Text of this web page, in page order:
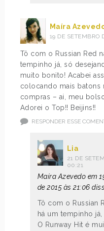
Maíra
19 DE SETEMBRO
Tô com o Russian Red
tempinho já, só
muito bonito! Acabei
colocando mais batons
compras – ai, meu
Adorei o Top!! Beijins!!
RESPONDER ESSE
Lia
21 DE
00:21
Maíra Azevedo em
de 2015 às 21:06
Tô com o Russian
há um tempinho
O Runway Hit é